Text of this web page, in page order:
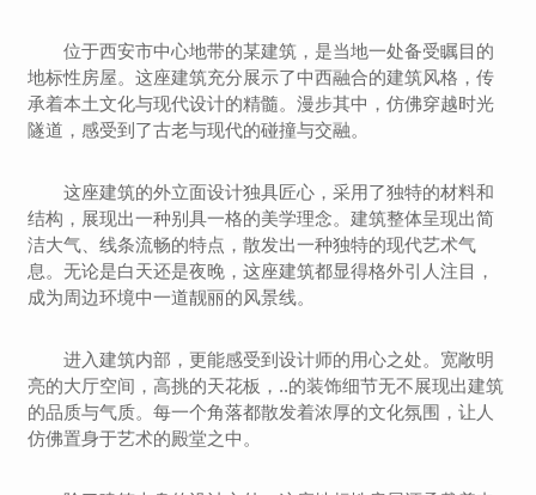
位于西安市中心地带的某建筑，是当地一处备受瞩目的
地标性房屋。这座建筑充分展示了中西融合的建筑风格，传
承着本土文化与现代设计的精髓。漫步其中，仿佛穿越时光
隧道，感受到了古老与现代的碰撞与交融。
这座建筑的外立面设计独具匠心，采用了独特的材料和
结构，展现出一种别具一格的美学理念。建筑整体呈现出简
洁大气、线条流畅的特点，散发出一种独特的现代艺术气
息。无论是白天还是夜晚，这座建筑都显得格外引人注目，
成为周边环境中一道靓丽的风景线。
进入建筑内部，更能感受到设计师的用心之处。宽敞明
亮的大厅空间，高挑的天花板，..的装饰细节无不展现出建筑
的品质与气质。每一个角落都散发着浓厚的文化氛围，让人
仿佛置身于艺术的殿堂之中。